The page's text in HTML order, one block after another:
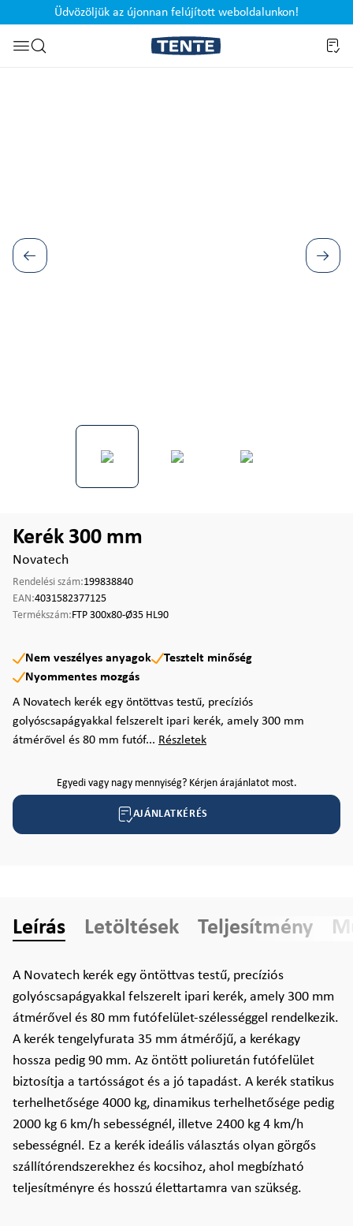
Ugrás a kereséshez
Üdvözöljük az újonnan felújított weboldalunkon!
Kerék 300 mm
Novatech
Rendelési szám:199838840
EAN:4031582377125
Termékszám:FTP 300x80-Ø35 HL90
Nem veszélyes anyagok
Tesztelt minőség
Nyommentes mozgás
A Novatech kerék egy öntöttvas testű, precíziós
golyóscsapágyakkal felszerelt ipari kerék, amely 300 mm
átmérővel és 80 mm futóf... Részletek
Egyedi vagy nagy mennyiség? Kérjen árajánlatot most.
AJÁNLATKÉRÉS
Leírás Letöltések Teljesítmény
A Novatech kerék egy öntöttvas testű, precíziós
golyóscsapágyakkal felszerelt ipari kerék, amely 300 mm
átmérővel és 80 mm futófelület-szélességgel rendelkezik.
A kerék tengelyfurata 35 mm átmérőjű, a kerékagy
hossza pedig 90 mm. Az öntött poliuretán futófelület
biztosítja a tartósságot és a jó tapadást. A kerék statikus
terhelhetősége 4000 kg, dinamikus terhelhetősége pedig
2000 kg 6 km/h sebességnél, illetve 2400 kg 4 km/h
sebességnél. Ez a kerék ideális választás olyan görgős
szállítórendszerekhez és kocsihoz, ahol megbízható
teljesítményre és hosszú élettartamra van szükség.